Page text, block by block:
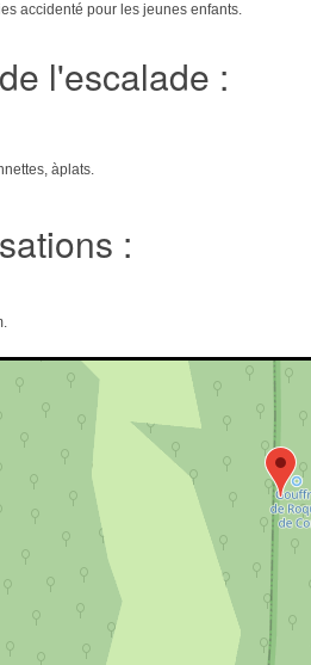
accidenté pour les jeunes enfants.
l'escalade :
àplats.
: